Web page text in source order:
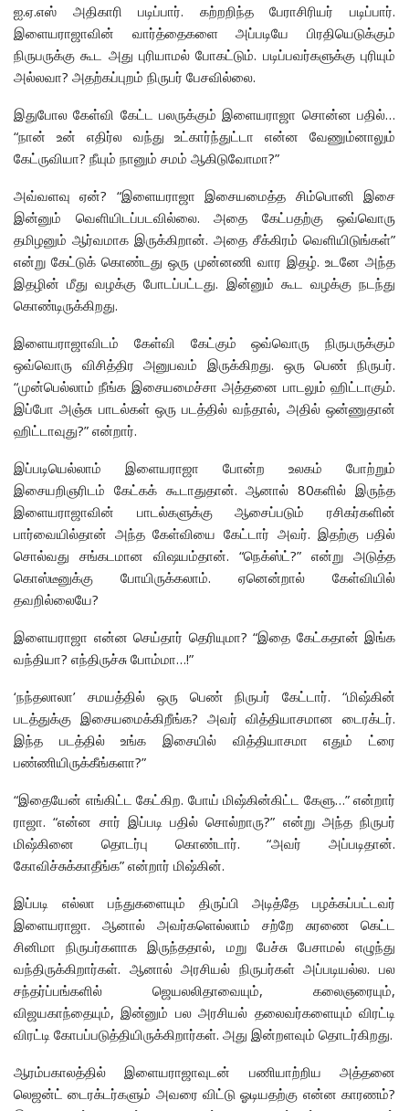
ஐ.ஏ.எஸ் அதிகாரி படிப்பார். கற்றறிந்த பேராசிரியர் படிப்பார்.
இளையராஜாவின் வார்த்தைகளை அப்படியே பிரதியெடுக்கும்
நிருபருக்கு கூட அது புரியாமல் போகட்டும். படிப்பவர்களுக்கு புரியும்
அல்லவா? அதற்கப்புறம் நிருபர் பேசவில்லை.
இதுபோல கேள்வி கேட்ட பலருக்கும் இளையராஜா சொன்ன பதில்…
“நான் உன் எதிர்ல வந்து உட்கார்ந்துட்டா என்ன வேணும்னாலும்
கேட்ருவியா? நீயும் நானும் சமம் ஆகிடுவோமா?”
அவ்வளவு ஏன்? “இளையராஜா இசையமைத்த சிம்பொனி இசை
இன்னும் வெளியிடப்படவில்லை. அதை கேட்பதற்கு ஒவ்வொரு
தமிழனும் ஆர்வமாக இருக்கிறான். அதை சீக்கிரம் வெளியிடுங்கள்”
என்று கேட்டுக் கொண்டது ஒரு முன்னணி வார இதழ். உடனே அந்த
இதழின் மீது வழக்கு போடப்பட்டது. இன்னும் கூட வழக்கு நடந்து
கொண்டிருக்கிறது.
இளையராஜாவிடம் கேள்வி கேட்கும் ஒவ்வொரு நிருபருக்கும்
ஒவ்வொரு விசித்திர அனுபவம் இருக்கிறது. ஒரு பெண் நிருபர்.
“முன்பெல்லாம் நீங்க இசையமைச்சா அத்தனை பாடலும் ஹிட்டாகும்.
இப்போ அஞ்சு பாடல்கள் ஒரு படத்தில் வந்தால், அதில் ஒன்ணுதான்
ஹிட்டாவுது?” என்றார்.
இப்படியெல்லாம் இளையராஜா போன்ற உலகம் போற்றும்
இசையறிஞரிடம் கேட்கக் கூடாதுதான். ஆனால் 80களில் இருந்த
இளையராஜாவின் பாடல்களுக்கு ஆசைப்படும் ரசிகர்களின்
பார்வையில்தான் அந்த கேள்வியை கேட்டார் அவர். இதற்கு பதில்
சொல்வது சங்கடமான விஷயம்தான். “நெக்ஸ்ட்?” என்று அடுத்த
கொஸ்டீனுக்கு போயிருக்கலாம். ஏனென்றால் கேள்வியில்
தவறில்லையே?
இளையராஜா என்ன செய்தார் தெரியுமா? “இதை கேட்கதான் இங்க
வந்தியா? எந்திருச்சு போம்மா…!”
‘நந்தலாலா’ சமயத்தில் ஒரு பெண் நிருபர் கேட்டார். “மிஷ்கின்
படத்துக்கு இசையமைக்கிறீங்க? அவர் வித்தியாசமான டைரக்டர்.
இந்த படத்தில் உங்க இசையில் வித்தியாசமா எதும் ட்ரை
பண்ணியிருக்கீங்களா?”
“இதையேன் எங்கிட்ட கேட்கிற. போய் மிஷ்கின்கிட்ட கேளு…” என்றார்
ராஜா. “என்ன சார் இப்படி பதில் சொல்றாரு?” என்று அந்த நிருபர்
மிஷ்கினை தொடர்பு கொண்டார். “அவர் அப்படிதான்.
கோவிச்சுக்காதீங்க” என்றார் மிஷ்கின்.
இப்படி எல்லா பந்துகளையும் திருப்பி அடித்தே பழக்கப்பட்டவர்
இளையராஜா. ஆனால் அவர்களெல்லாம் சற்றே சுரணை கெட்ட
சினிமா நிருபர்களாக இருந்ததால், மறு பேச்சு பேசாமல் எழுந்து
வந்திருக்கிறார்கள். ஆனால் அரசியல் நிருபர்கள் அப்படியல்ல. பல
சந்தர்ப்பங்களில் ஜெயலலிதாவையும், கலைஞரையும்,
விஜயகாந்தையும், இன்னும் பல அரசியல் தலைவர்களையும் விரட்டி
விரட்டி கோபப்படுத்தியிருக்கிறார்கள். அது இன்றளவும் தொடர்கிறது.
ஆரம்பகாலத்தில் இளையராஜாவுடன் பணியாற்றிய அத்தனை
லெஜன்ட் டைரக்டர்களும் அவரை விட்டு ஓடியதற்கு என்ன காரணம்?